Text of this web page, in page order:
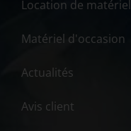
Location de matériel
Matériel d'occasion
Actualités
Avis client